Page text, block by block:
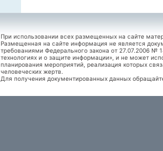
При использовании всех размещенных на сайте
Размещенная на сайте информация не является
требованиями Федерального закона от 27.07.2006
технологиях и о защите информации», и не может
планирования мероприятий, реализация которых
человеческих жертв.
Для получения документированных данных